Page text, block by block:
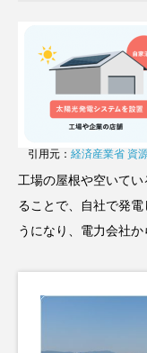
引用元： 経済産業省 資
工場の屋根や空いて
ることで、自社で発
うになり、電力会社